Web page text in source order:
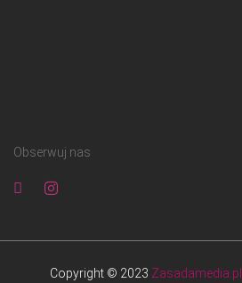
Obserwuj nas
Copyright © 2023 Zasadamedia.pl